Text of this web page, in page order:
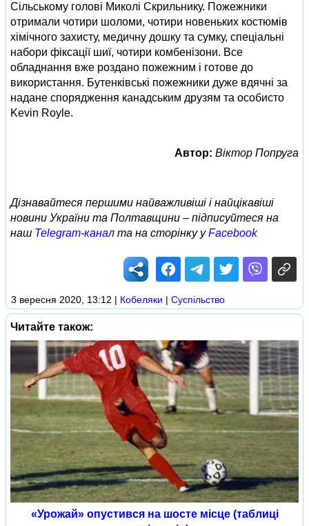
Сільському голові Миколі Скрильнику. Пожежники
отримали чотири шоломи, чотири новеньких костюмів
хімічного захисту, медичну дошку та сумку, спеціальні
набори фіксації шиї, чотири комбенізони. Все
обладнання вже роздано пожежним і готове до
використання. Бутенківські пожежники дуже вдячні за
надане спорядження канадським друзям та особисто
Kevin Royle.
Автор: Віктор Попруга
Дізнавайтеся першими найважливіші і найцікавіші
новини України та Полтавщини – підписуйтеся на
наш Telegram-канал та на сторінку уFacebook
3 вересня 2020, 13:12 | Кобеляки | Суспільство
Читайте також:
«Урожай» опустився на шосте місце (таблиці